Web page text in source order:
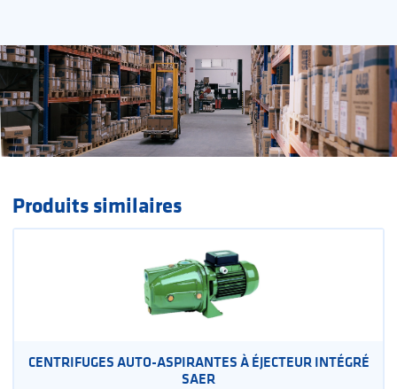
Produits similaires
CENTRIFUGES AUTO-ASPIRANTES À ÉJECTEUR INTÉGRÉ
SAER